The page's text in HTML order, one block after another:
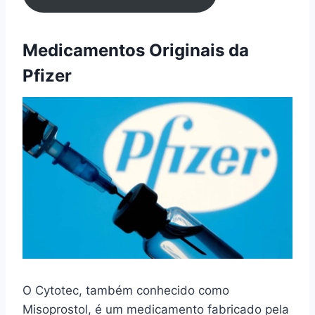
Medicamentos Originais da
Pfizer
O Cytotec, também conhecido como
Misoprostol, é um medicamento fabricado pela